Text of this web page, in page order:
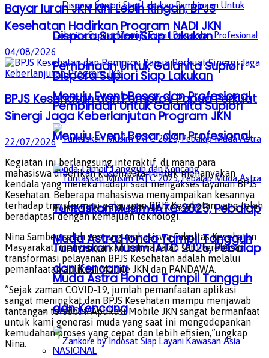
Dispora Supiori Siap Lakukan
Pembinaan Untuk Galanita Supiori
Menuju Event Besar dan Profesional
Tuntaskan Musim IATC 2025, Pebalap
Muda Astra Honda Tampil Tangguh
dan Kencang
NASIONAL
Dispora Supiori Siap Lakukan
Pembinaan Untuk Galanita Supiori
Menuju Event Besar dan Profesional
Tuntaskan Musim IATC 2025, Pebalap
Muda Astra Honda Tampil Tangguh
dan Kencang
NASIONAL
Bayar Iuran JKN Kini Lebih Ringan, BPJS
Kesehatan Hadirkan Program NADI JKN
04/08/2026
BPJS Kesehatan dan Pemprov Papua Perkuat
Sinergi Jaga Keberlanjutan Program JKN
22/07/2026
Kegiatan ini berlangsung interaktif, di mana para
mahasiswa diberikan kesempatan untuk menanyakan
kendala yang mereka hadapi saat mengakses layanan BPJS
Kesehatan. Beberapa mahasiswa menyampaikan kesannya
terhadap transformasi pelayanan BPJS Kesehatan yang telah
beradaptasi dengan kemajuan teknologi.
Nina Samber, salah seorang mahasiswa Fakultas Kesehatan
Masyarakat, menyampaikan bahwa salah satu terobosan
transformasi pelayanan BPJS Kesehatan adalah melalui
pemanfaatan aplikasi Mobile JKN dan PANDAWA.
”Sejak zaman COVID-19, jumlah pemanfaatan aplikasi
sangat meningkat dan BPJS Kesehatan mampu menjawab
tantangan tersebut. Aplikasi Mobile JKN sangat bermanfaat
untuk kami generasi muda yang saat ini mengedepankan
kemudahan proses yang cepat dan lebih efisien,”ungkap
Nina.